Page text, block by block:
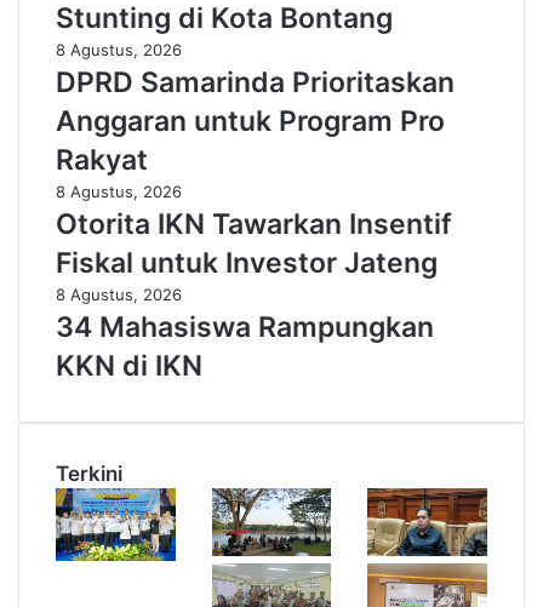
Stunting di Kota Bontang
8 Agustus, 2026
DPRD Samarinda Prioritaskan
Anggaran untuk Program Pro
Rakyat
8 Agustus, 2026
Otorita IKN Tawarkan Insentif
Fiskal untuk Investor Jateng
8 Agustus, 2026
34 Mahasiswa Rampungkan
KKN di IKN
Terkini